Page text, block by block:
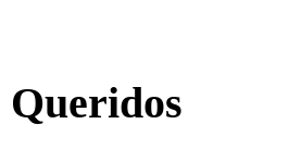
Queridos